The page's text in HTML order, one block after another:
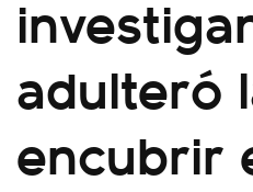
adulteró
encubrir